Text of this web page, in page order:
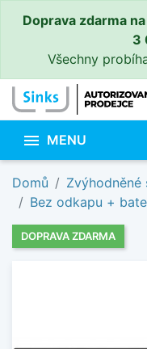
Doprava zdarma
3
Všechny
 MENU
Domů Zvýhodněné
Bez odkapu +
DOPRAVA ZDARMA